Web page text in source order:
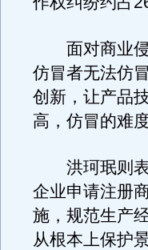
面对商业侵
仿冒者无法仿
创新，让产品
高，仿冒的难
洪珂珉则表
企业申请注册
施，规范生产
从根本上保护